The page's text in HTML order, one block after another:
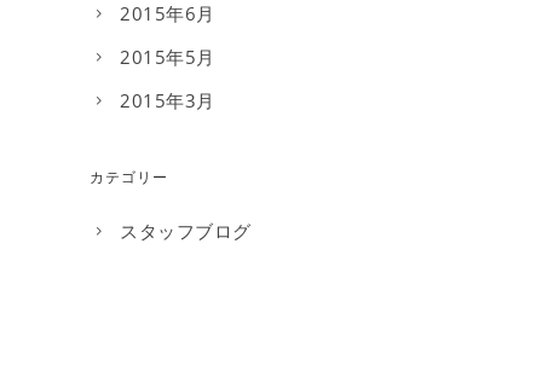
2015年6月
2015年5月
2015年3月
カテゴリー
スタッフブログ